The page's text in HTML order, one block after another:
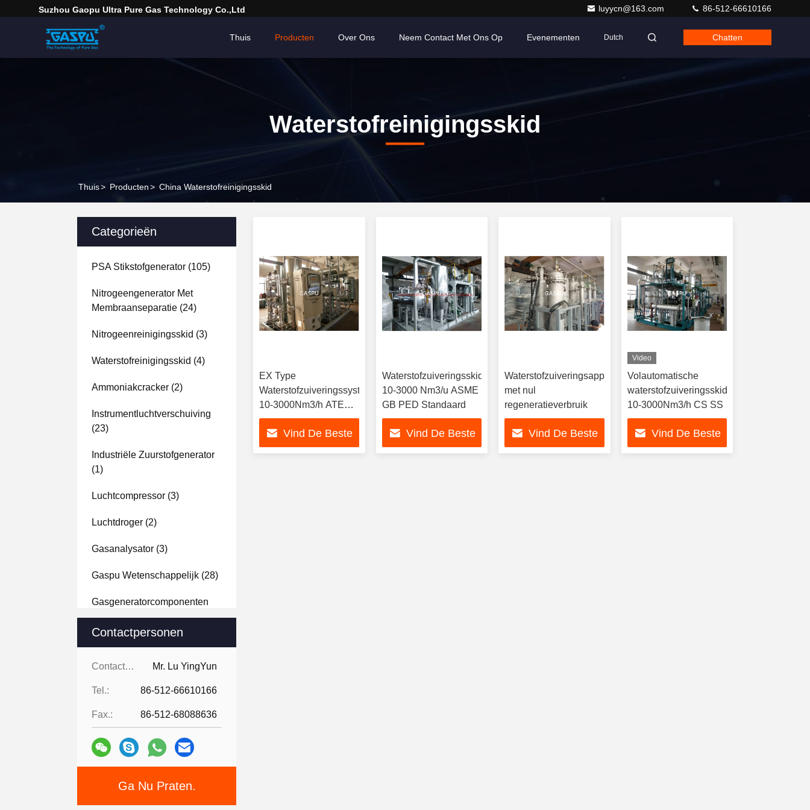
Suzhou Gaopu Ultra Pure Gas Technology Co.,Ltd luyycn@163.com 86-512-66610166
Thuis Producten Over Ons Neem Contact Met Ons Op Evenementen Dutch Chatten
Waterstofreinigingsskid
Thuis> Producten> China Waterstofreinigingsskid
Categorieën
PSA Stikstofgenerator (105)
Nitrogeengenerator Met
Membraanseparatie (24)
Nitrogeenreinigingsskid (3)
Waterstofreinigingsskid (4)
Ammoniakcracker (2)
Instrumentluchtverschuiving
(23)
Industriële Zuurstofgenerator
(1)
Luchtcompressor (3)
Luchtdroger (2)
Gasanalysator (3)
Gaspu Wetenschappelijk (28)
Gasgeneratorcomponenten
(2)
Contactpersonen
Contactpersonen: Mr. Lu YingYun
Tel.: 86-512-66610166
Fax.: 86-512-68088636
Ga Nu Praten.
EX Type
Waterstofzuiveringssysteem
10-3000Nm3/h ATEX
IEC GB
Vind De Beste
Waterstofzuiveringsskid
10-3000 Nm3/u ASME
GB PED Standaard
Vind De Beste
Waterstofzuiveringsapparatuur
met nul
regeneratieverbruik
Vind De Beste
Video
Volautomatische
waterstofzuiveringsskid
10-3000Nm3/h CS SS
Vind De Beste